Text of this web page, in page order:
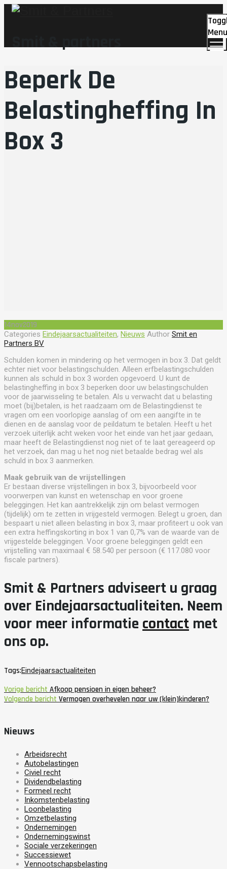
Smit & partners
Menu
Beperk De
Belastingheffing In
Box 3
14nov2019
Categories Eindejaarsactualiteiten, Nieuws Author Smit en
Partners BV
Schulden komen in mindering op het vermogen in box 3. Dat geldt
echter niet voor belastingschulden. Alleen erfbelastingschulden
kunnen als schuld in box 3 worden opgevoerd. U kunt de
belastingheffing in box 3 beperken door uw belastingschulden
voor de jaarwisseling te betalen. Als u verwacht dat u belasting
moet (bij)betalen, is het raadzaam om de Belastingdienst te
vragen om een voorlopige aanslag of om een aangifte in te
dienen en de aanslag voor de peildatum te betalen. Heeft u het
verzoek uiterlijk acht weken voor het einde van het jaar gedaan,
maar heeft de Belastingdienst nog niet of te laat gereageerd op
het verzoek, dan mag u het nog niet betaalde bedrag wel als
schuld in box 3 aanmerken.
Maak gebruik van de vrijstellingen
Er bestaan diverse vrijstellingen in box 3, bijvoorbeeld voor
voorwerpen van kunst en wetenschap en voor groene
beleggingen. Het kan aantrekkelijk zijn om belast vermogen
(tijdelijk) om te zetten in vrijgesteld vermogen. Belegt u groen, dan
bespaart u niet alleen belasting in box 3, maar profiteert u ook van
een extra heffingskorting in box 1 van 0,7% van de waarde van de
vrijgestelde beleggingen. Voor groene beleggingen geldt een
vrijstelling van maximaal € 58.540 per persoon (€ 117.080 voor
fiscale partners).
Smit & Partners adviseert u graag
over Eindejaarsactualiteiten. Neem
voor meer informatie contact met
ons op.
Tags:Eindejaarsactualiteiten
Vorige bericht Afkoop pensioen in eigen beheer?
Volgende bericht Vermogen overhevelen naar uw (klein)kinderen?
Nieuws
Arbeidsrecht
Autobelastingen
Civiel recht
Dividendbelasting
Formeel recht
Inkomstenbelasting
Loonbelasting
Omzetbelasting
Ondernemingen
Ondernemingswinst
Sociale verzekeringen
Successiewet
Vennootschapsbelasting